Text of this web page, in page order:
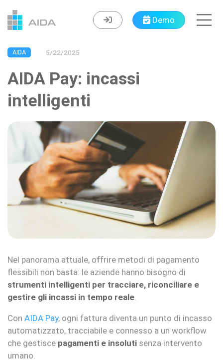
Demo
AIDA 5/22/2025
AIDA Pay: incassi
intelligenti
Nel panorama attuale, offrire metodi di pagamento
flessibili non basta: le aziende hanno bisogno di
strumenti intelligenti per tracciare, riconciliare e
gestire gli incassi in tempo reale.
Con AIDA Pay, ogni fattura diventa un punto di incasso
automatizzato, tracciabile e connesso a un workflow
che gestisce pagamenti e insoluti senza intervento
umano.